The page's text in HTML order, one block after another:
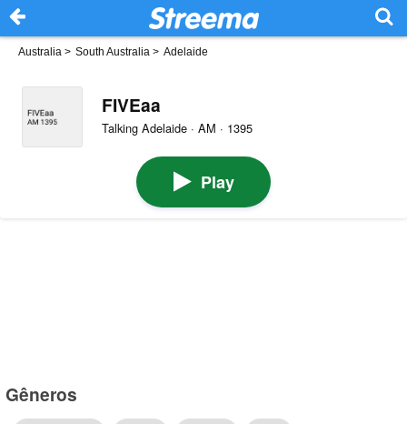
Australia > South Australia > Adelaide
FIVEaa
Talking Adelaide · AM · 1395
Play
Gêneros